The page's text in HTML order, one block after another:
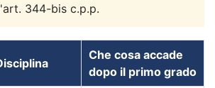
344-bis c.p.p.
Che cosa accade
dopo il primo grado